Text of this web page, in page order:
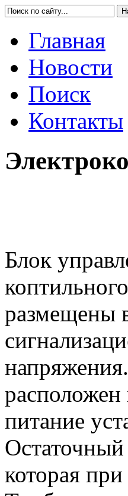
Главная
Новости
Поиск
Контакты
Блок
размещены
питание
Остаточный
которая